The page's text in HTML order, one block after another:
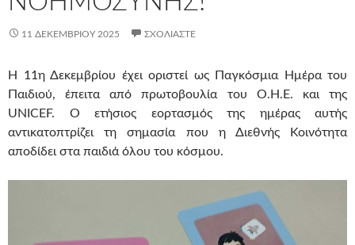
11 ΔΕΚΕΜΒΡΊΟΥ 2025 ΣΧΟΛΙΆΣΤΕ
Η 11η Δεκεμβρίου έχει οριστεί ως Παγκόσμια Ημέρα του
Παιδιού, έπειτα από πρωτοβουλία του Ο.Η.Ε. και της
UNICEF. Ο ετήσιος εορτασμός της ημέρας αυτής
αντικατοπτρίζει τη σημασία που η Διεθνής Κοινότητα
αποδίδει στα παιδιά όλου του κόσμου.